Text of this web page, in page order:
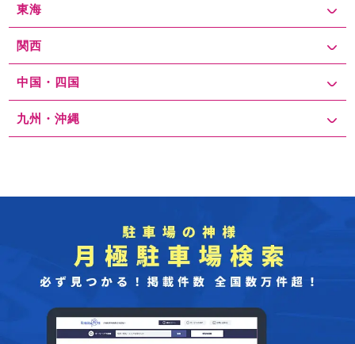
東海
関西
中国・四国
九州・沖縄